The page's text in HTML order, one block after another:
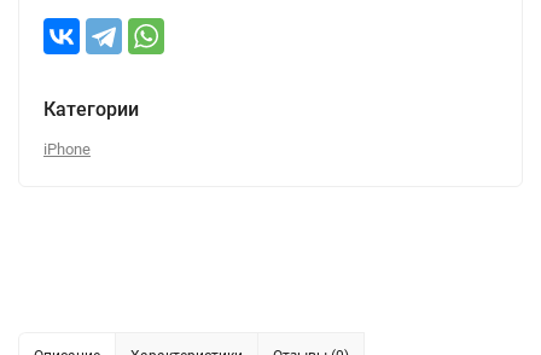
Категории
iPhone